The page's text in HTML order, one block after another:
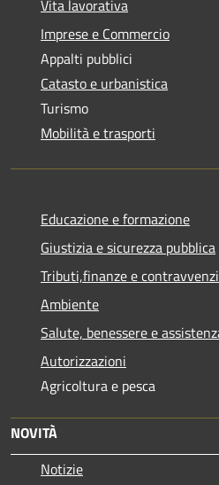
Vita lavorativa
Imprese e Commercio
Appalti pubblici
Catasto e urbanistica
Turismo
Mobilità e trasporti
Educazione e formazione
Giustizia e sicurezza pubblica
Tributi,finanze e
Ambiente
Salute, benessere e
Autorizzazioni
Agricoltura e pesca
NOVITÀ
Notizie